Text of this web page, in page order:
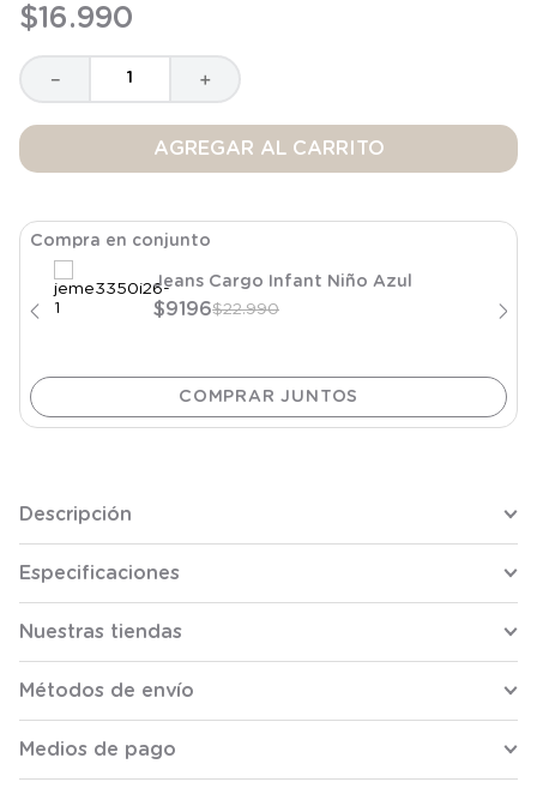
$16.990
＋
－
AGREGAR AL CARRITO
Compra en conjunto
Jeans Cargo Infant Niño Azul
$9196$22.990
Descripción
Especificaciones
Nuestras tiendas
Métodos de envío
Medios de pago